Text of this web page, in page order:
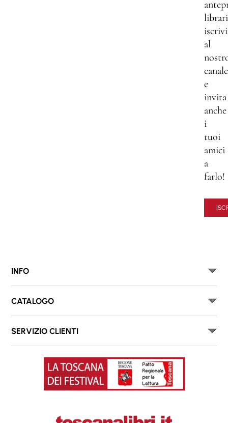
al
canale
e
invita
anche
i
tuoi
amici
a
farlo!
INFO
CATALOGO
SERVIZIO CLIENTI